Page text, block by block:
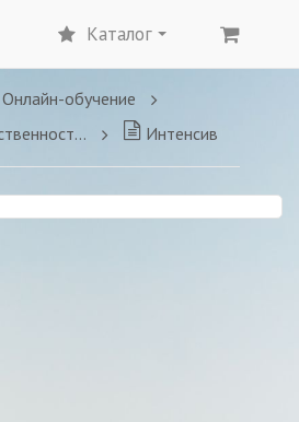
Каталог
Онлайн-обучение
Сексуальности
Интенсив